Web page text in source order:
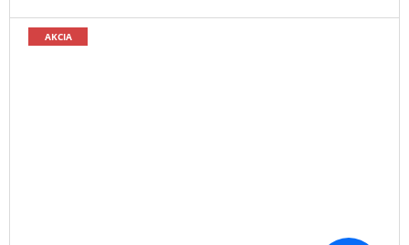
AKCIA